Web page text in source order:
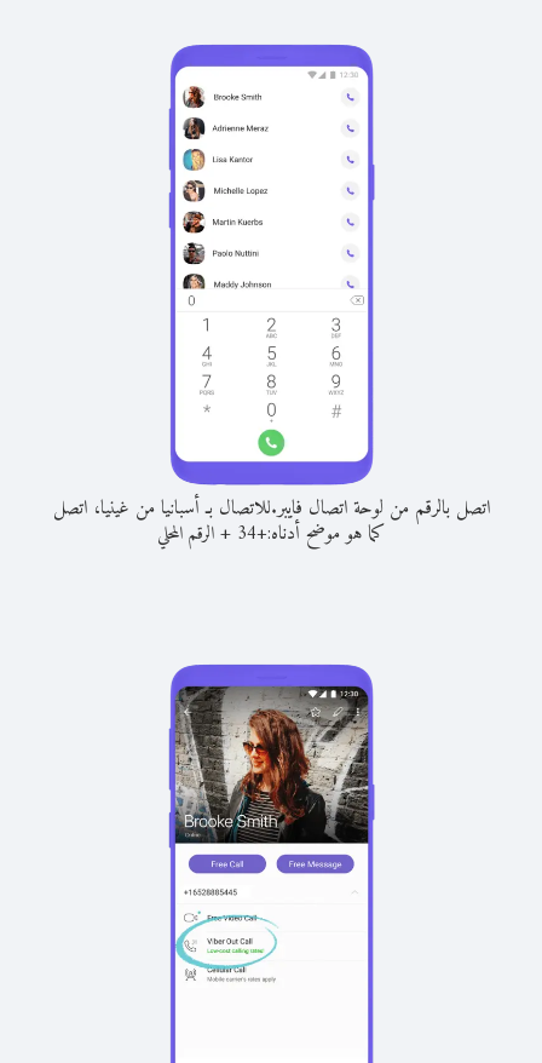
اتصل بالرقم من لوحة اتصال فايبر.للاتصال بـ أسبانيا من غينيا، اتصل
كما هو موضح أدناه:+
34
+الرقم المحلي